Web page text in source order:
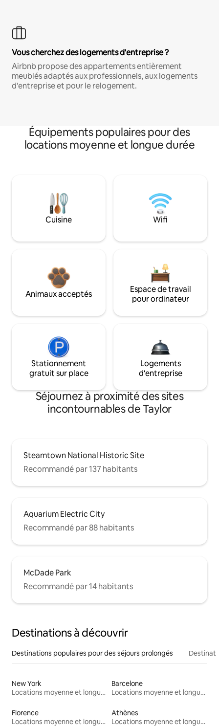
Vous cherchez des logements d'entreprise ?
Airbnb propose des appartements entièrement
meublés adaptés aux professionnels, aux logements
d'entreprise et pour le relogement.
Équipements populaires pour des
locations moyenne et longue durée
Cuisine Wifi
Animaux acceptés
Espace de travail
pour ordinateur
Stationnement
gratuit sur place
Logements
d'entreprise
Séjournez à proximité des sites
incontournables de Taylor
Steamtown National Historic Site
Recommandé par 137 habitants
Aquarium Electric City
Recommandé par 88 habitants
McDade Park
Recommandé par 14 habitants
Destinations à découvrir
Destinations populaires pour des séjours prolongés
New York
Locations moyenne et longue durée
Barcelone
Locations moyenne et longue durée
Florence
Locations moyenne et longue durée
Athènes
Locations moyenne et longue durée